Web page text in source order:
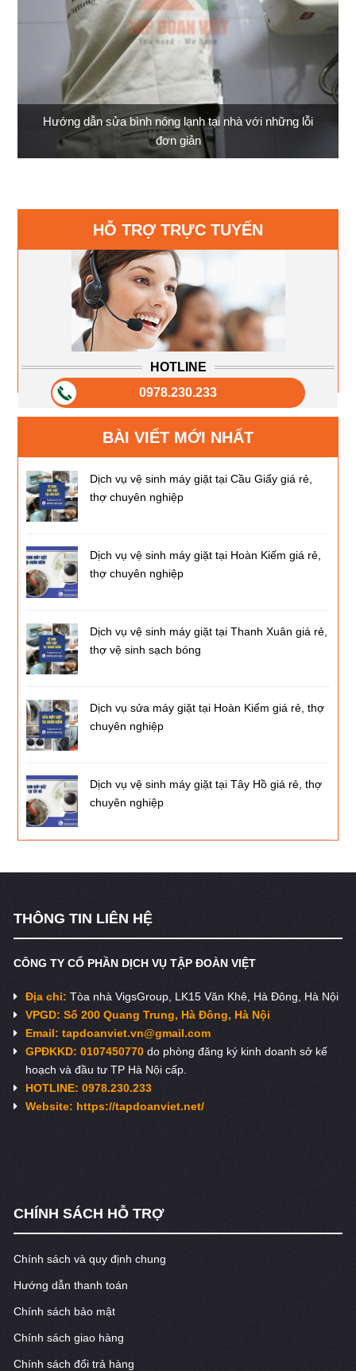
Hướng dẫn sửa bình nóng lạnh tại nhà với những lỗi
đơn giản
HỖ TRỢ TRỰC TUYẾN
HOTLINE
0978.230.233
BÀI VIẾT MỚI NHẤT
Dịch vụ vệ sinh máy giặt tại Cầu Giấy giá rẻ,
thợ chuyên nghiệp
Dịch vụ vệ sinh máy giặt tại Hoàn Kiếm giá rẻ,
thợ chuyên nghiệp
Dịch vụ vệ sinh máy giặt tại Thanh Xuân giá rẻ,
thợ vệ sinh sạch bóng
Dịch vụ sửa máy giặt tại Hoàn Kiếm giá rẻ, thợ
chuyên nghiệp
Dịch vụ vệ sinh máy giặt tại Tây Hồ giá rẻ, thợ
chuyên nghiệp
THÔNG TIN LIÊN HỆ
CÔNG TY CỔ PHẦN DỊCH VỤ TẬP ĐOÀN VIỆT
Địa chỉ:Tòa nhà VigsGroup, LK15 Văn Khê, Hà Đông, Hà Nội
VPGD: Số 200 Quang Trung, Hà Đông, Hà Nội
Email:tapdoanviet.vn@gmail.com
GPĐKKD: 0107450770do phòng đăng ký kinh doanh sở kế
hoạch và đầu tư TP Hà Nội cấp.
HOTLINE: 0978.230.233
Website: https://tapdoanviet.net/
CHÍNH SÁCH HỖ TRỢ
Chính sách và quy định chung
Hướng dẫn thanh toán
Chính sách bảo mật
Chính sách giao hàng
Chính sách đổi trả hàng